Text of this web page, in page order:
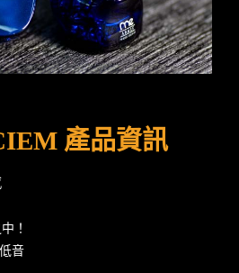
產品資訊
！
音